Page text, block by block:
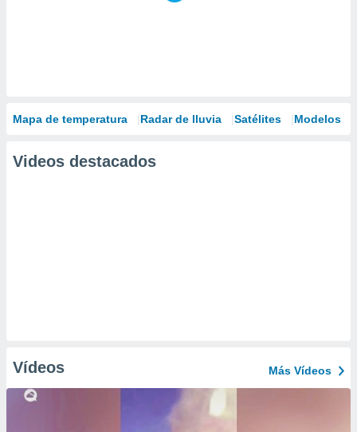
Mapa de temperatura Radar de lluvia Satélites Modelos
Videos destacados
Vídeos Más Vídeos